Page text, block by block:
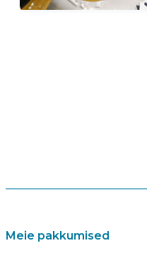
Meie pakkumised